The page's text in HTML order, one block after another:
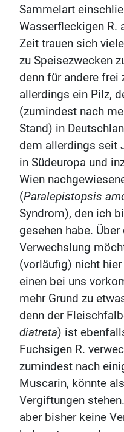
Sammelart
Wasserfleckigen R.
Zeit trauen sich
zu Speisezwecken
denn für andere frei
allerdings ein Pilz,
(zumindest nach
Stand) in
dem allerdings seit
in Südeuropa und
Wien
(Paralepistopsis
Syndrom), den ich
gesehen habe.
Verwechslung
(vorläufig) nicht
einen bei uns
mehr Grund zu
denn der
diatreta) ist
Fuchsigen R.
zumindest nach
Muscarin, könnte
Vergiftungen
aber bisher keine